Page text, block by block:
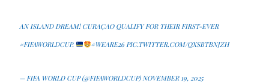
AN ISLAND DREAM! CURAÇAO QUALIFY FOR THEIR FIRST-EVER
#FIFAWORLDCUP. #WEARE26 PIC.TWITTER.COM/QXSBTBNJZH
— FIFA WORLD CUP (@FIFAWORLDCUP) NOVEMBER 19, 2025